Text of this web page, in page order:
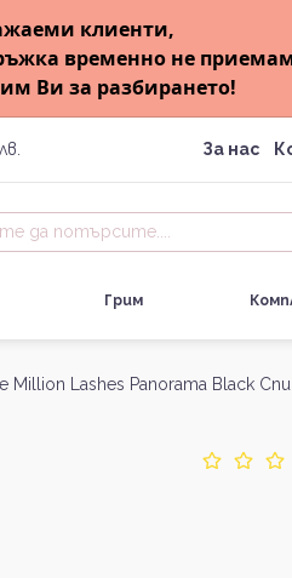
клиенти,
временно не
Ви за разбирането!
За нас
Грим
Million Lashes Panorama Black